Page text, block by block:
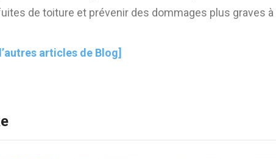
de toiture et prévenir des dommages plus graves à
articles de Blog]